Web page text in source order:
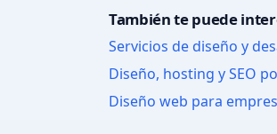
También te puede
Servicios de diseño y
Diseño, hosting y SEO
Diseño web para